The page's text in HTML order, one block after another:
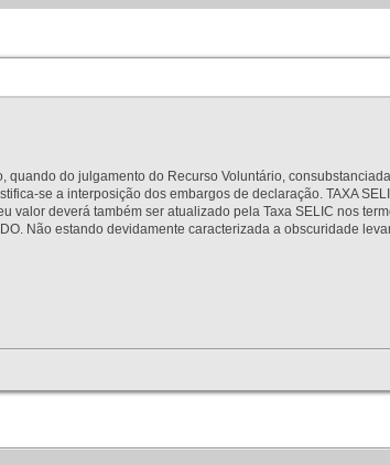
quando do julgamento do Recurso Voluntário,
se a interposição dos embargos de declaração. TAXA
deverá também ser atualizado pela Taxa SELIC nos
Não estando devidamente caracterizada a obscuridade